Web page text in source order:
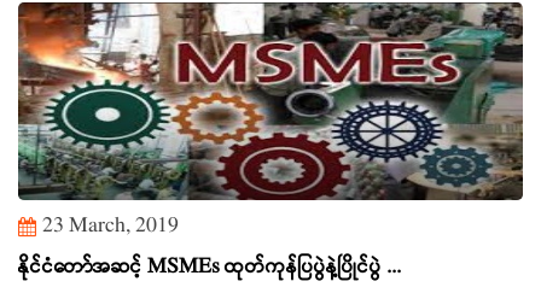
23 March, 2019
နိုင်ငံတော်အဆင့် MSMEs ထုတ်ကုန်ပြပွဲနဲ့ပြိုင်ပွဲ ...